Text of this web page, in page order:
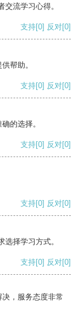
流学习心得。
支持[0] 反对[0]
帮助。
支持[0] 反对[0]
的选择。
支持[0] 反对[0]
支持[0] 反对[0]
择学习方式。
支持[0] 反对[0]
，服务态度非常